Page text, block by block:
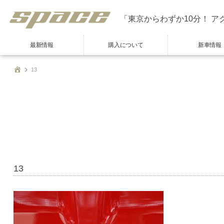
「東京からわずか10分！ ア
最新情報 購入について 新車情報
13
13